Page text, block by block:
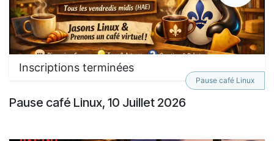
Inscriptions terminées
Pause café Linux, 10 Juillet 2026
Pause café Linux